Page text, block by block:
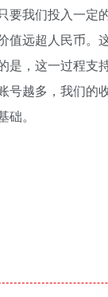
我们投入一定
值远超人民币
是，这一过程
越多，我们的
。